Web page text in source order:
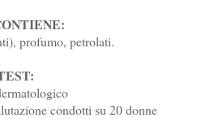
profumo, petrolati.
condotti su 20 donne